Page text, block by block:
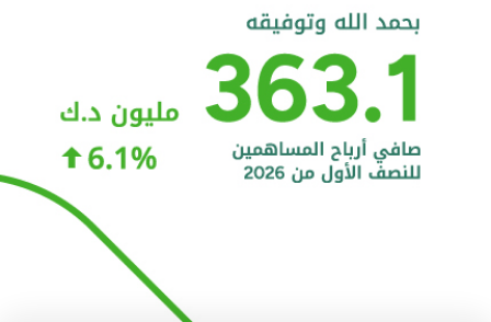
الخدمات المصرفية الإلكترونية للشركات
خدمة "بيتك" للتداول الإلكتروني
الحسابات المصرفية
البطاقات
"برامج العملاء"